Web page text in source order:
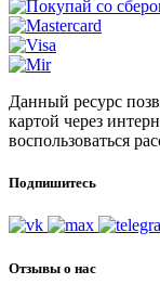
Данный ресурс
картой через
воспользоваться
Подпишитесь
Отзывы о нас